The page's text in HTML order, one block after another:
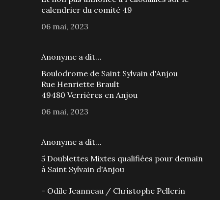
calendrier du comité 49
06 mai, 2023
Anonyme a dit…
Boulodrome de Saint Sylvain d'Anjou
Rue Henriette Brault
49480 Verrières en Anjou
06 mai, 2023
Anonyme a dit…
5 Doublettes Mixtes qualifiées pour demain
à Saint Sylvain d'Anjou
- Odile Jeanneau / Christophe Pellerin